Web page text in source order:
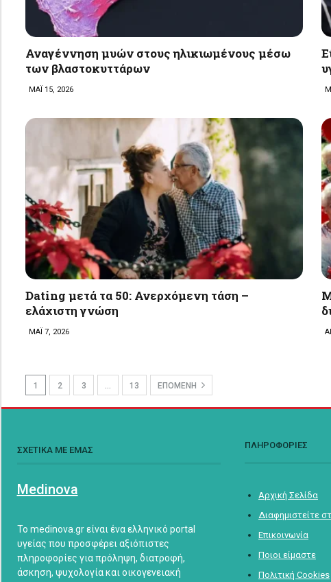
Αναγέννηση μυών στους ηλικιωμένους μέσω
των βλαστοκυττάρων
ΜΑΪ 15, 2026
Dating μετά τα 50: Ανερχόμενη τάση –
ελάχιστη γνώση
ΜΑΪ 7, 2026
1 2 3 13 ΕΠΟΜΕΝΗ
ΣΧΕΤΙΚΑ ΜΕ ΕΜΑΣ
Medinova
Το medinova.gr είναι ένα ελληνικό portal
υγείας που προσφέρει αξιόπιστες
πληροφορίες για πρόληψη, διατροφή,
άσκηση, ψυχολογία και οικογενειακή
ΠΛΗΡΟΦΟΡΙΕΣ
Αρχική Σελίδα
Διαφημιστείτε
Επικοινωνία
Ποιοι είμαστε
Πολιτική Cookies